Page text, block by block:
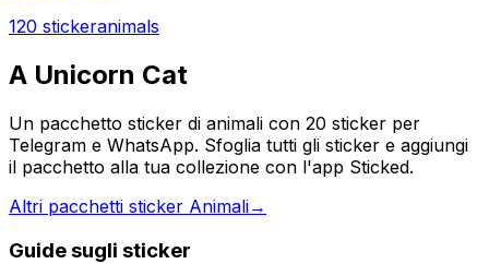
120 stickeranimals
A Unicorn Cat
Un pacchetto sticker di animali con 20 sticker per
Telegram e WhatsApp. Sfoglia tutti gli sticker e aggiungi
il pacchetto alla tua collezione con l'app Sticked.
Altri pacchetti sticker Animali→
Guide sugli sticker